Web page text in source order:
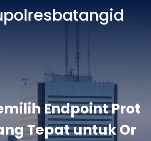
Endpoint Prot
Tepat untuk Or